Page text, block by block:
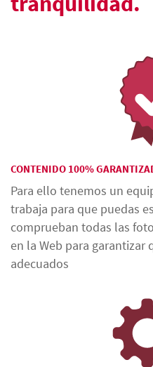
CONTENIDO 100%
Para ello tenemos un
trabaja para que puedas
comprueban todas las
en la Web para garantizar
adecuados